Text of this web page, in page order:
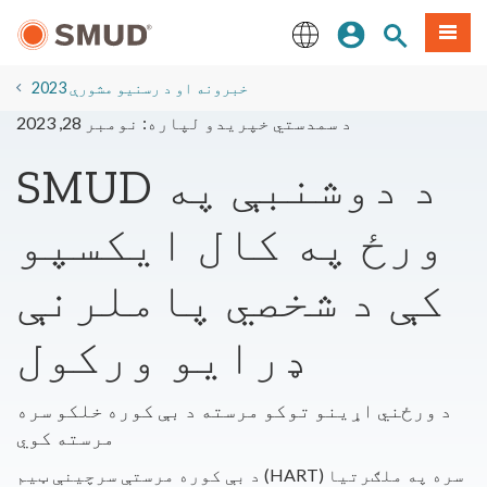
منځپانګې
لاړ
ننوزئ
سایټ لټون
مینو
2023 خبرونه او د رسنیو مشورې
د سمدستي خپریدو لپاره: نومبر 28, 2023
SMUD د دوشنبې په
ورځ په کال ایکسپو
کې د شخصي پاملرنې
ډرایو ورکول
د ورځني اړینو توکو مرسته د بې کوره خلکو سره
مرسته کوي
د بې کوره مرستې سرچینې ټیم (HART) سره په ملګرتیا